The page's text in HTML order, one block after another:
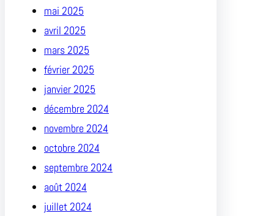
mai 2025
avril 2025
mars 2025
février 2025
janvier 2025
décembre 2024
novembre 2024
octobre 2024
septembre 2024
août 2024
juillet 2024